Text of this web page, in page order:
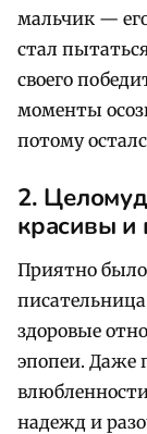
мальчик —
стал
своего
моменты
потому
2.
красивы
Приятно
здоровые
эпопеи. Даже
надежд и